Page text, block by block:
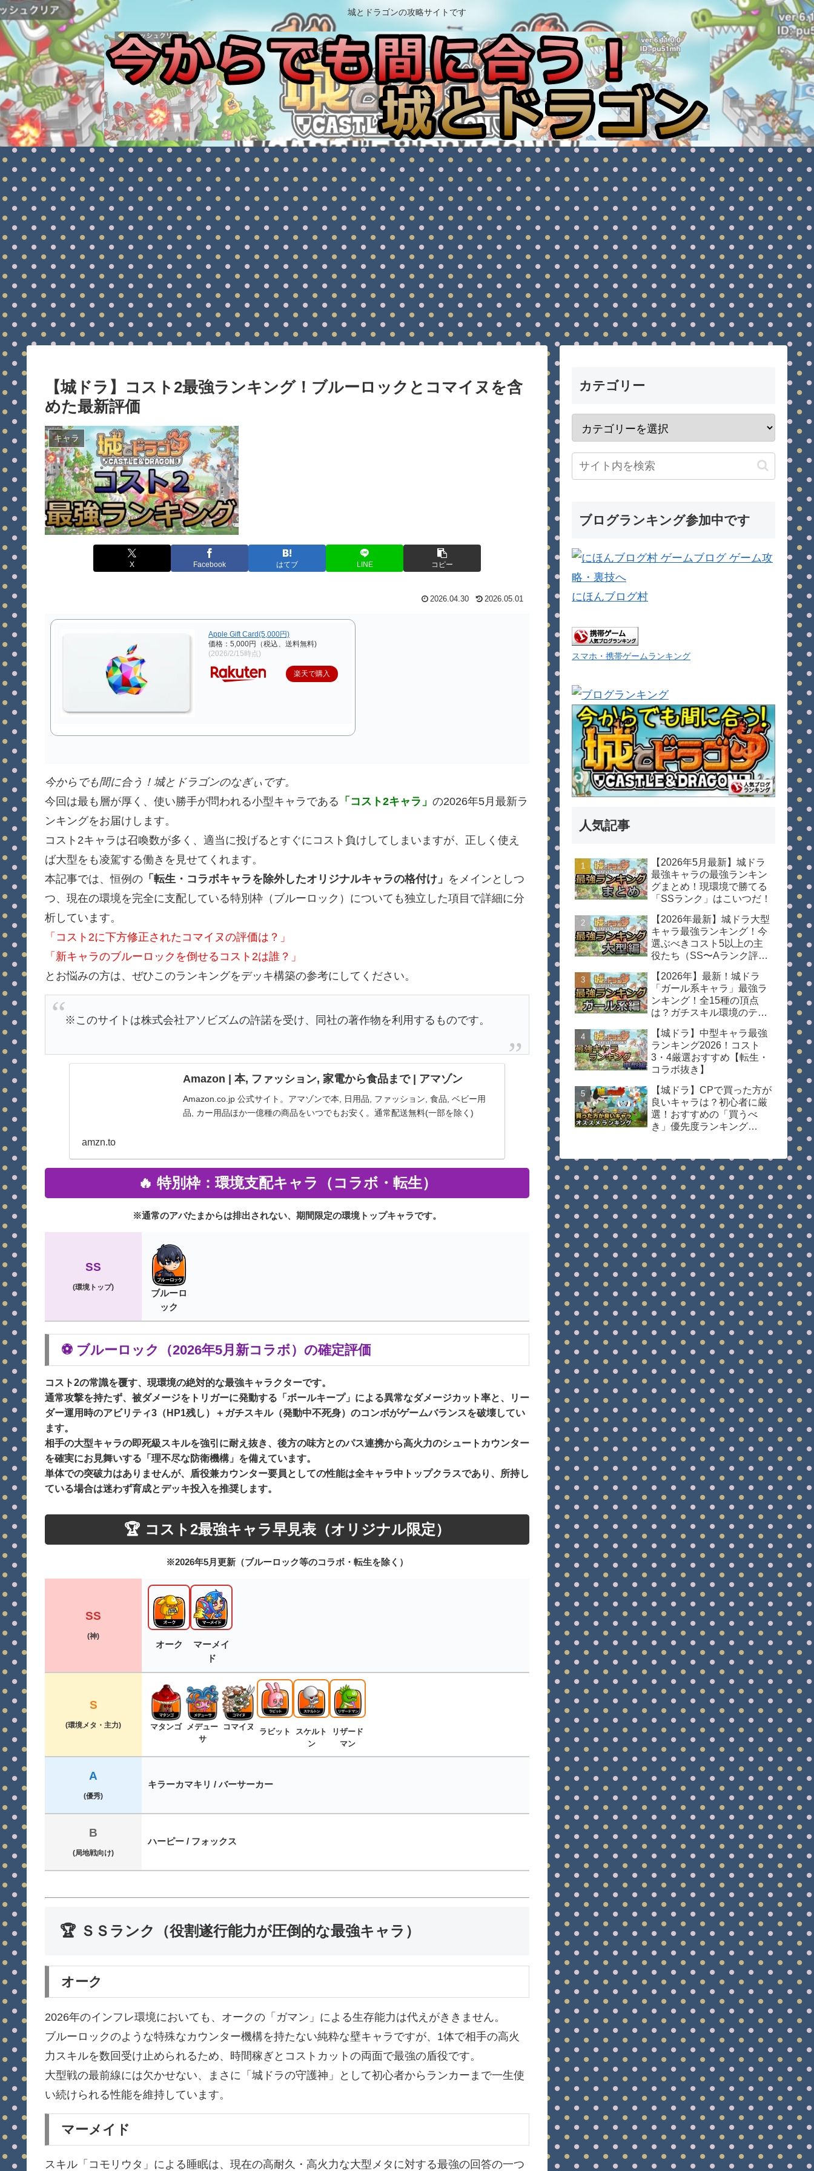
城とドラゴンの攻略サイトです
【城ドラ】コスト2最強ランキング！ブルーロックとコマイヌを含
めた最新評価
キャラ
X Facebook はてブ LINE コピー
2026.04.30 2026.05.01
Apple Gift Card(5,000円)
価格：5,000円（税込、送料無料)
(2026/2/15時点)
楽天で購入
今からでも間に合う！城とドラゴンのなぎぃです。
今回は最も層が厚く、使い勝手が問われる小型キャラである 「コスト2キャラ」 の2026年5月最新ラ
ンキングをお届けします。
コスト2キャラは召喚数が多く、適当に投げるとすぐにコスト負けしてしまいますが、正しく使え
ば大型をも凌駕する働きを見せてくれます。
本記事では、恒例の 「転生・コラボキャラを除外したオリジナルキャラの格付け」 をメインとしつ
つ、現在の環境を完全に支配している特別枠（ブルーロック）についても独立した項目で詳細に分
析しています。
「コスト2に下方修正されたコマイヌの評価は？」
「新キャラのブルーロックを倒せるコスト2は誰？」
とお悩みの方は、ぜひこのランキングをデッキ構築の参考にしてください。
※このサイトは株式会社アソビズムの許諾を受け、同社の著作物を利用するものです。
Amazon | 本, ファッション, 家電から食品まで | アマゾン
Amazon.co.jp 公式サイト。アマゾンで本, 日用品, ファッション, 食品, ベビー用
品, カー用品ほか一億種の商品をいつでもお安く。通常配送無料(一部を除く)
amzn.to
🔥 特別枠：環境支配キャラ（コラボ・転生）
※通常のアバたまからは排出されない、期間限定の環境トップキャラです。
SS
(環境トップ)
ブルーロ
ック
⚽️ ブルーロック（2026年5月新コラボ）の確定評価
コスト2の常識を覆す、現環境の絶対的な最強キャラクターです。
通常攻撃を持たず、被ダメージをトリガーに発動する「ボールキープ」による異常なダメージカット率と、リー
ダー運用時のアビリティ3（HP1残し）＋ガチスキル（発動中不死身）のコンボがゲームバランスを破壊してい
ます。
相手の大型キャラの即死級スキルを強引に耐え抜き、後方の味方とのパス連携から高火力のシュートカウンター
を確実にお見舞いする「理不尽な防衛機構」を備えています。
単体での突破力はありませんが、盾役兼カウンター要員としての性能は全キャラ中トップクラスであり、所持し
ている場合は迷わず育成とデッキ投入を推奨します。
🏆 コスト2最強キャラ早見表（オリジナル限定）
※2026年5月更新（ブルーロック等のコラボ・転生を除く）
SS
(神)
オーク
マーメイ
ド
S
(環境メタ・主力) マタンゴ メデュー
サ
コマイヌ
ラビット
スケルト
ン
リザード
マン
A
(優秀)
キラーカマキリ / バーサーカー
B
(局地戦向け)
ハーピー / フォックス
🏆 ＳＳランク（役割遂行能力が圧倒的な最強キャラ）
オーク
2026年のインフレ環境においても、オークの「ガマン」による生存能力は代えがききません。
ブルーロックのような特殊なカウンター機構を持たない純粋な壁キャラですが、1体で相手の高火
力スキルを数回受け止められるため、時間稼ぎとコストカットの両面で最強の盾役です。
大型戦の最前線には欠かせない、まさに「城ドラの守護神」として初心者からランカーまで一生使
い続けられる性能を維持しています。
マーメイド
スキル「コモリウタ」による睡眠は、現在の高耐久・高火力な大型メタに対する最強の回答の一つ
カテゴリー
ブログランキング参加中です
にほんブログ村
スマホ・携帯ゲームランキング
人気記事
【2026年5月最新】城ドラ
最強キャラの最強ランキン
グまとめ！現環境で勝てる
「SSランク」はこいつだ！
【2026年最新】城ドラ大型
キャラ最強ランキング！今
選ぶべきコスト5以上の主
役たち（SS〜Aランク評
【2026年】最新！城ドラ
「ガール系キャラ」最強ラ
ンキング！全15種の頂点
は？ガチスキル環境のティ
【城ドラ】中型キャラ最強
ランキング2026！コスト
3・4厳選おすすめ【転生・
コラボ抜き】
【城ドラ】CPで買った方が
良いキャラは？初心者に厳
選！おすすめの「買うべ
き」優先度ランキング